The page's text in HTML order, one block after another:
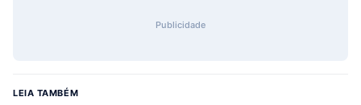
Publicidade
LEIA TAMBÉM